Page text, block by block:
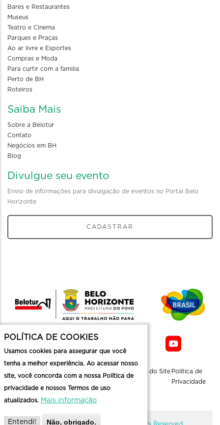
Bares e Restaurantes
Museus
Teatro e Cinema
Parques e Praças
Ao ar livre e Esportes
Compras e Moda
Para curtir com a familia
Perto de BH
Roteiros
Saiba Mais
Sobre a Belotur
Contato
Negócios em BH
Blog
Divulgue seu evento
Envio de informações para divulgação de eventos no Portal Belo
Horizonte
CADASTRAR
Mapa do Site Politica de
Privacidade
POLÍTICA DE COOKIES
Usamos cookies para assegurar que você
tenha a melhor experiência. Ao acessar nosso
site, você concorda com a nossa Política de
privacidade e nossos Termos de uso
atualizados. Mais informação
Entendi! Não, obrigado.